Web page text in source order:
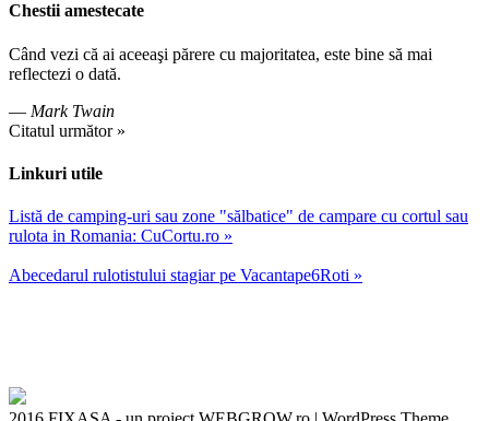
Chestii amestecate
Când vezi că ai aceeaşi părere cu majoritatea, este bine să mai
reflectezi o dată.
— Mark Twain
Citatul următor »
Linkuri utile
Listă de camping-uri sau zone "sălbatice" de campare cu cortul sau
rulota in Romania: CuCortu.ro »
Abecedarul rulotistului stagiar pe Vacantape6Roti »